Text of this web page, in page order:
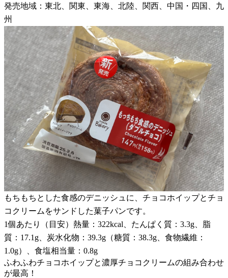
発売地域：東北、関東、東海、北陸、関西、中国・四国、九
州
もちもちとした食感のデニッシュに、チョコホイップとチョ
コクリームをサンドした菓子パンです。
1個あたり（目安）熱量：322kcal、たんぱく質：3.3g、脂
質：17.1g、炭水化物：39.3g（糖質：38.3g、食物繊維：
1.0g）、食塩相当量：0.8g
ふわふわチョコホイップと濃厚チョコクリームの組み合わせ
が最高！